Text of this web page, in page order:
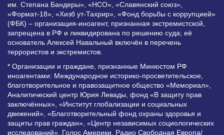
им. Степана Бандеры», «НСО», «Славянский союз»,
«Формат-18», «Хизб ут-Тахрир», «Фонд борьбы с коррупцией»
(ФБК) – организация-иноагент, признанная экстремистской,
запрещена в РФ и ликвидирована по решению суда; её
основатель Алексей Навальный включён в перечень
террористов и экстремистов.
* Организации и граждане, признанные Минюстом РФ
иноагентами: Международное историко-просветительское,
благотворительное и правозащитное общество «Мемориал»,
Аналитический центр Юрия Левады, фонд «В защиту прав
заключённых», «Институт глобализации и социальных
движений», «Благотворительный фонд охраны здоровья и
защиты прав граждан», «Центр независимых социологических
исследований», Голос Америки, Радио Свободная Европа/